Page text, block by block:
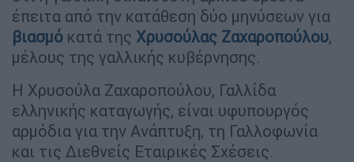
έπειτα από την κατάθεση δύο μηνύσεων για
βιασμό κατά της Χρυσούλας Ζαχαροπούλου,
μέλους της γαλλικής κυβέρνησης.
Η Χρυσούλα Ζαχαροπούλου, Γαλλίδα
ελληνικής καταγωγής, είναι υφυπουργός
αρμόδια για την Ανάπτυξη, τη Γαλλοφωνία
και τις Διεθνείς Εταιρικές Σχέσεις.